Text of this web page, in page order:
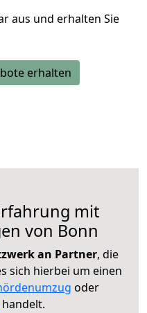
aus und erhalten Sie
erhalten
mit
von Bonn
an Partner, die
sich hierbei um einen
oder
handelt.